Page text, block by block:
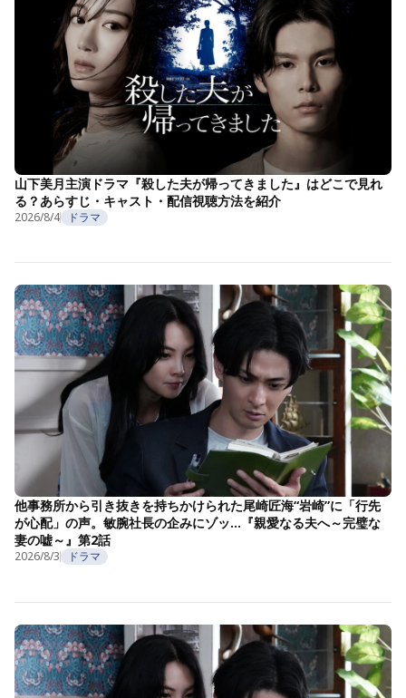
山下美月主演ドラマ『殺した夫が帰ってきました』はどこで見れ
る？あらすじ・キャスト・配信視聴方法を紹介
2026/8/4 ドラマ
他事務所から引き抜きを持ちかけられた尾崎匠海“岩崎”に「行先
が心配」の声。敏腕社長の企みにゾッ…『親愛なる夫へ～完璧な
妻の嘘～』第2話
2026/8/3 ドラマ